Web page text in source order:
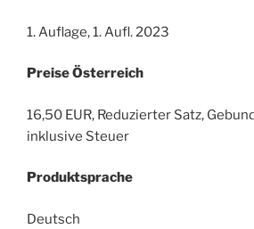
1. Auflage, 1. Aufl. 2023
Preise Österreich
16,50 EUR, Reduzierter Satz,
inklusive Steuer
Produktsprache
Deutsch